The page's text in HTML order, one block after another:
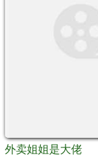
外卖姐姐是大佬